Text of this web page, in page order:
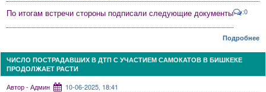
По итогам встречи стороны подписали следующие документы :0
Подробнее
ЧИСЛО ПОСТРАДАВШИХ В ДТП С УЧАСТИЕМ САМОКАТОВ В БИШКЕКЕ
ПРОДОЛЖАЕТ РАСТИ
Автор - Админ 10-06-2025, 18:41